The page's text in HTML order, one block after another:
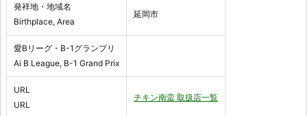
発祥地・地域名
Birthplace, Area
延岡市
愛Bリーグ・B-1グランプリ
Ai B League, B-1 Grand Prix
URL
URL
チキン南蛮 取扱店一覧